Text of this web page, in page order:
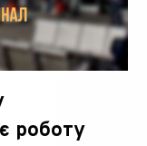
роботу